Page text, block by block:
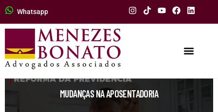
Whatsapp
MUDANÇAS NA APOSENTADORIA